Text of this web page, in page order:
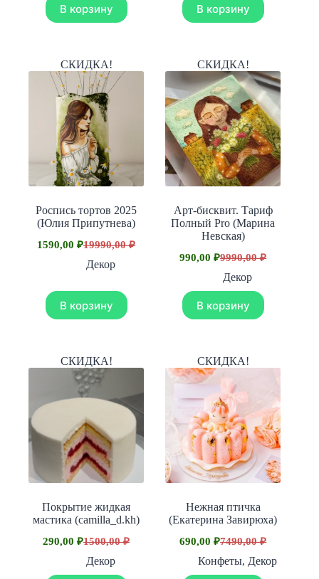
В корзину В корзину
СКИДКА!
Роспись тортов 2025
(Юлия Припутнева)
19990,00₽
Первоначальная
цена
19990,00 ₽.
1590,00₽Текущая
цена:
Декор
В корзину
СКИДКА!
Арт-бисквит. Тариф
Полный Pro (Марина
Невская)
9990,00₽
Первоначальная
цена
9990,00 ₽.
990,00₽Текущая
цена:
990,00 ₽.
Декор
В корзину
СКИДКА!
Покрытие жидкая
мастика (camilla_d.kh)
1500,00₽
Первоначальная
цена
290,00₽Текущая
цена:
290,00 ₽.
Декор
СКИДКА!
Нежная птичка
(Екатерина Завирюха)
7490,00₽
Первоначальная
цена
690,00₽Текущая
цена:
690,00 ₽.
Конфеты, Декор